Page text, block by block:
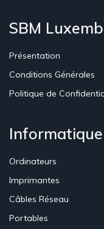
SBM
Présentation
Conditions Générales
Politique de
Informatique
Ordinateurs
Imprimantes
Câbles Réseau
Portables